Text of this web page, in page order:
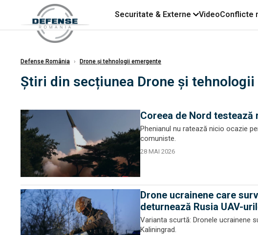
Securitate & Externe VideoConflicte
Defense România › Drone și tehnologii emergente
Știri din secțiunea Drone și tehnologii
Coreea de Nord
Phenianul nu ratează nicio ocazie
comuniste.
28 MAI 2026
Drone ucrainene care
deturnează Rusia UAV-
Varianta scurtă: Dronele ucrainene
Kaliningrad.